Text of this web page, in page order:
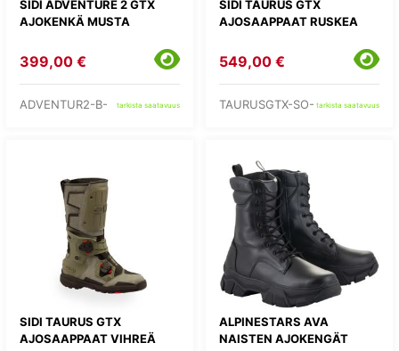
SIDI ADVENTURE 2 GTX
AJOKENKÄ MUSTA
399,00 €
ADVENTUR2-B- tarkista saatavuus
SIDI TAURUS GTX
AJOSAAPPAAT RUSKEA
549,00 €
TAURUSGTX-SO- tarkista saatavuus
SIDI TAURUS GTX
AJOSAAPPAAT VIHREÄ
ALPINESTARS AVA
NAISTEN AJOKENGÄT